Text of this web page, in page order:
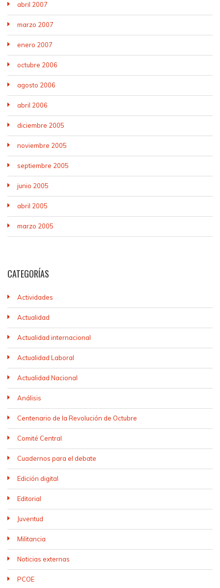
abril 2007
marzo 2007
enero 2007
octubre 2006
agosto 2006
abril 2006
diciembre 2005
noviembre 2005
septiembre 2005
junio 2005
abril 2005
marzo 2005
CATEGORÍAS
Actividades
Actualidad
Actualidad internacional
Actualidad Laboral
Actualidad Nacional
Análisis
Centenario de la Revolución de Octubre
Comité Central
Cuadernos para el debate
Edición digital
Editorial
Juventud
Militancia
Noticias externas
PCOE